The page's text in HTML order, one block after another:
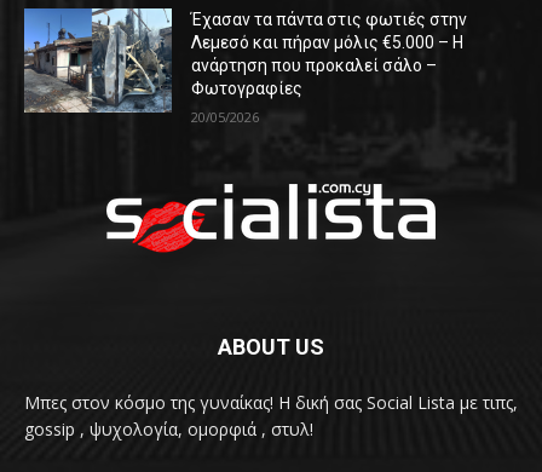
Έχασαν τα πάντα στις φωτιές στην
Λεμεσό και πήραν μόλις €5.000 – Η
ανάρτηση που προκαλεί σάλο –
Φωτογραφίες
20/05/2026
ABOUT US
Μπες στον κόσμο της γυναίκας! H δική σας Social Lista με τιπς,
gossip , ψυχολογία, ομορφιά , στυλ!